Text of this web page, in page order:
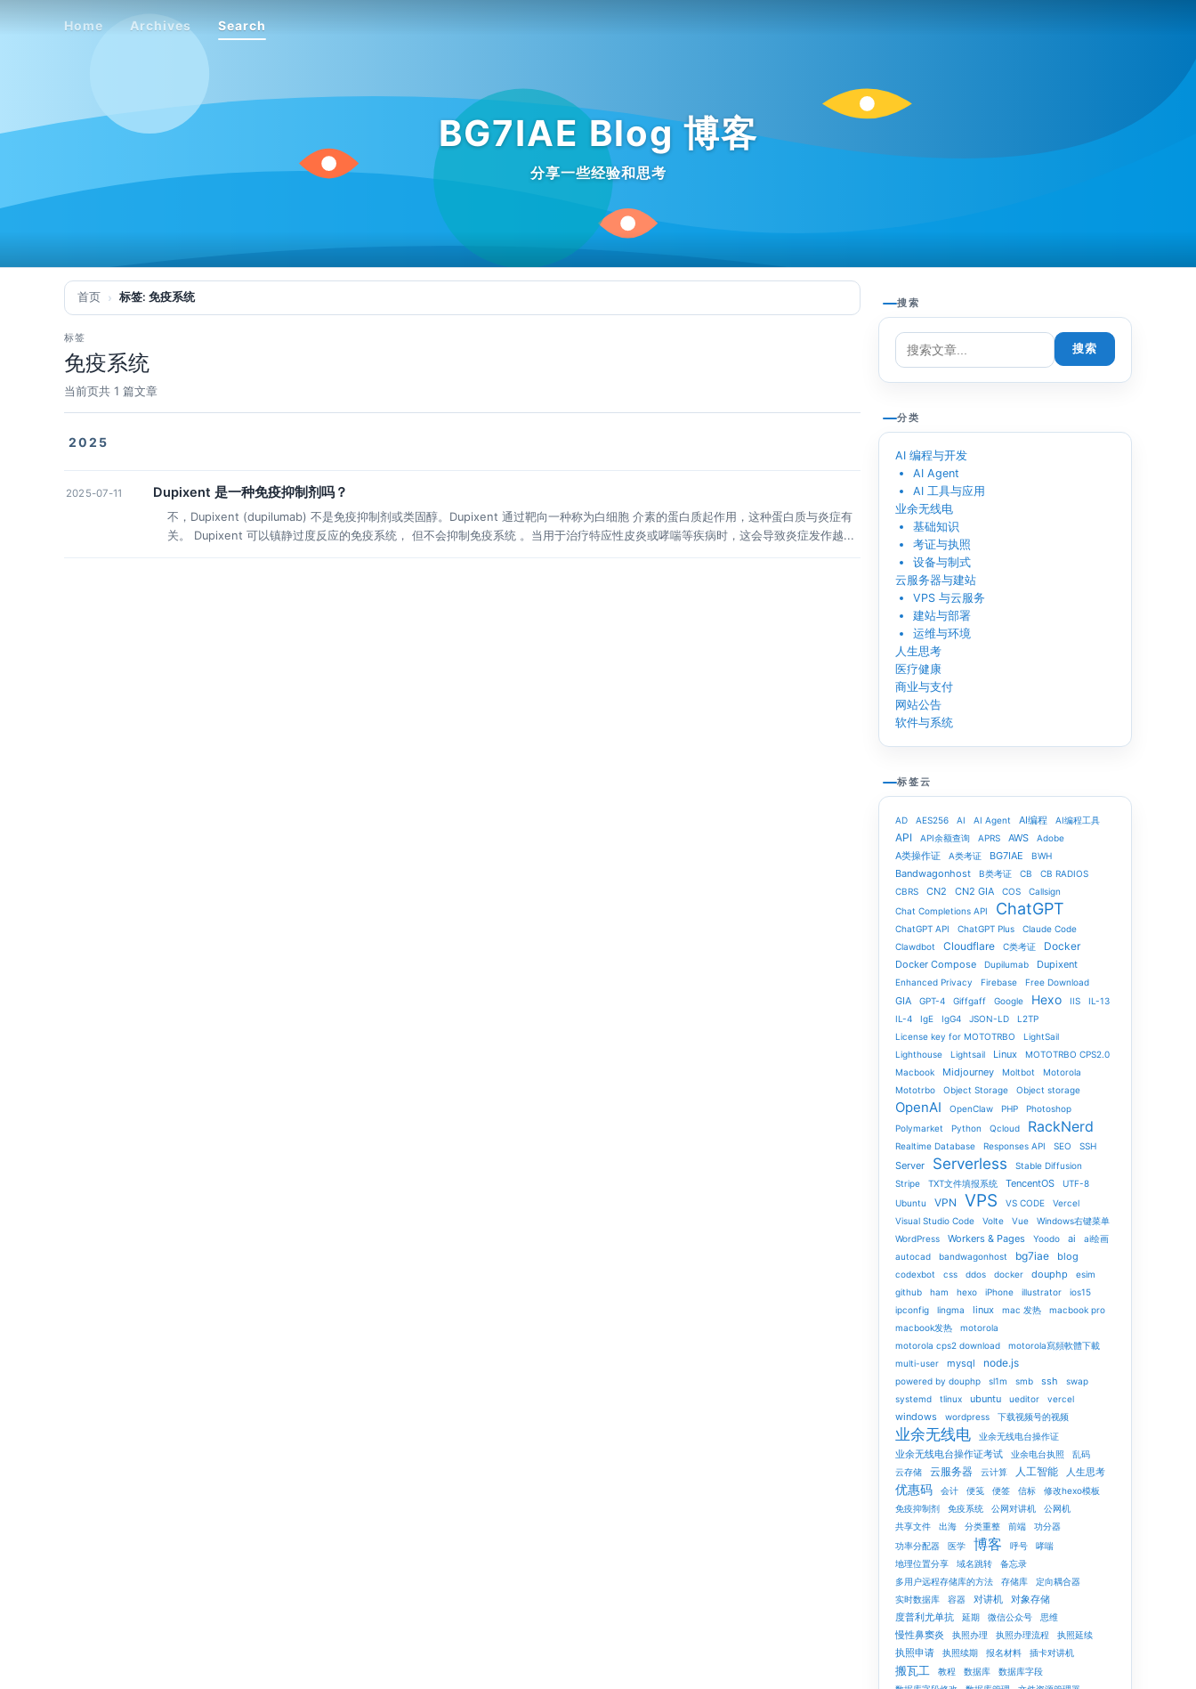
BG7IAE Blog 博客
分享一些经验和思考
Home Archives Search
首页 标签: 免疫系统
标签
免疫系统
当前页共 1 篇文章
2025
2025-07-11 Dupixent 是一种免疫抑制剂吗？
不，Dupixent (dupilumab) 不是免疫抑制剂或类固醇。Dupixent 通过靶向一种称为白细胞 介素的蛋白质起作用，这种蛋白质与炎症有
关。 Dupixent 可以镇静过度反应的免疫系统， 但不会抑制免疫系统 。当用于治疗特应性皮炎或哮喘等疾病时，这会导致炎症发作越...
搜索
搜索
分类
AI 编程与开发
AI Agent
AI 工具与应用
业余无线电
基础知识
考证与执照
设备与制式
云服务器与建站
VPS 与云服务
建站与部署
运维与环境
人生思考
医疗健康
商业与支付
网站公告
软件与系统
标签云
AD AES256 AI AI Agent AI编程 AI编程工具
API API余额查询 APRS AWS Adobe
A类操作证 A类考证 BG7IAE BWH
Bandwagonhost B类考证 CB
CB RADIOS
CBRS
CN2 CN2 GIA COS
Callsign
Chat Completions API
ChatGPT
ChatGPT API ChatGPT Plus
Claude Code
Clawdbot
Cloudflare C类考证 Docker
Docker Compose Dupilumab Dupixent
Enhanced Privacy Firebase Free Download
GIA GPT-4 Giffgaff Google Hexo IIS
IL-13
IL-4
IgE IgG4 JSON-LD
L2TP
License key for MOTOTRBO
LightSail
Lighthouse
Lightsail Linux
MOTOTRBO CPS2.0
Macbook
Midjourney Moltbot
Motorola
Mototrbo
Object Storage Object storage
OpenAI OpenClaw PHP
Photoshop
Polymarket
Python Qcloud RackNerd
Realtime Database Responses API SEO SSH
Server Serverless
Stable Diffusion
Stripe
TXT文件填报系统 TencentOS
UTF-8
Ubuntu
VPN VPS VS CODE
Vercel
Visual Studio Code
Volte Vue
Windows右键菜单
WordPress
Workers & Pages Yoodo ai
ai绘画
autocad
bandwagonhost bg7iae blog
codexbot css ddos docker douphp
esim
github
ham hexo iPhone illustrator
ios15
ipconfig
lingma linux mac 发热
macbook pro
macbook发热
motorola
motorola cps2 download
motorola寫頻軟體下載
multi-user
mysql node.js
powered by douphp sl1m smb ssh
swap
systemd
tlinux ubuntu ueditor vercel
windows wordpress 下载视频号的视频
业余无线电 业余无线电台操作证
业余无线电台操作证考试 业余电台执照
乱码
云存储
云服务器 云计算 人工智能 人生思考
优惠码 会计 便笺 便签 信标
修改hexo模板
免疫抑制剂
免疫系统 公网对讲机
公网机
共享文件
出海 分类重整 前端
功分器
功率分配器
医学 博客 呼号
哮喘
地理位置分享
域名跳转
备忘录
多用户远程存储库的方法
存储库
定向耦合器
实时数据库
容器 对讲机
对象存储
度普利尤单抗
延期 微信公众号 思维
慢性鼻窦炎 执照办理 执照办理流程 执照延续
执照申请 执照续期 报名材料 插卡对讲机
搬瓦工 教程 数据库
数据库字段